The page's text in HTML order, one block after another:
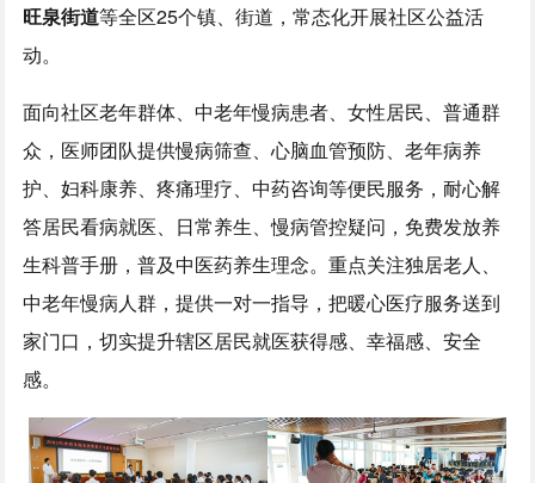
旺泉街道等全区25个镇、街道，常态化开展社区公益活
动。
面向社区老年群体、中老年慢病患者、女性居民、普通群
众，医师团队提供慢病筛查、心脑血管预防、老年病养
护、妇科康养、疼痛理疗、中药咨询等便民服务，耐心解
答居民看病就医、日常养生、慢病管控疑问，免费发放养
生科普手册，普及中医药养生理念。重点关注独居老人、
中老年慢病人群，提供一对一指导，把暖心医疗服务送到
家门口，切实提升辖区居民就医获得感、幸福感、安全
感。